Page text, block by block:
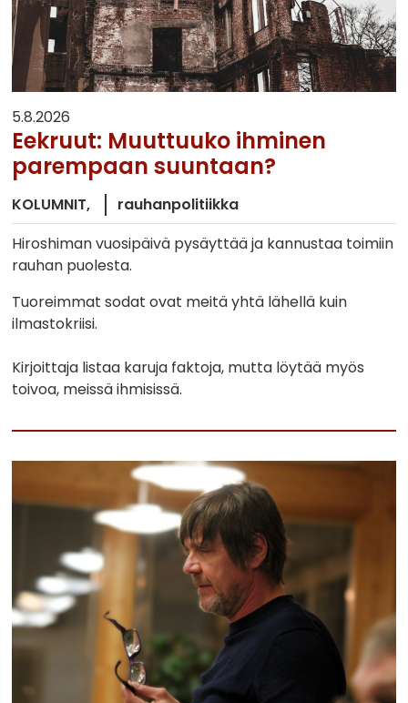
5.8.2026
Eekruut: Muuttuuko ihminen
parempaan suuntaan?
KOLUMNIT
rauhanpolitiikka
Hiroshiman vuosipäivä pysäyttää ja kannustaa toimiin
rauhan puolesta.
Tuoreimmat sodat ovat meitä yhtä lähellä kuin
ilmastokriisi.
Kirjoittaja listaa karuja faktoja, mutta löytää myös
toivoa, meissä ihmisissä.